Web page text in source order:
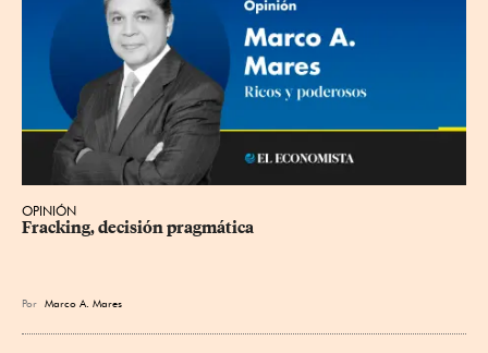
OPINIÓN
Fracking, decisión pragmática
Por Marco A. Mares